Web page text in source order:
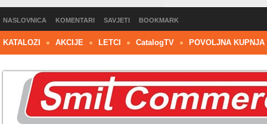
NASLOVNICA KOMENTARI SAVJETI BOOKMARK
KATALOZI AKCIJE LETCI CatalogTV POVOLJNA KUPNJA